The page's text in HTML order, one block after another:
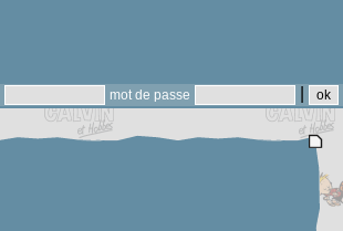
mot de passe